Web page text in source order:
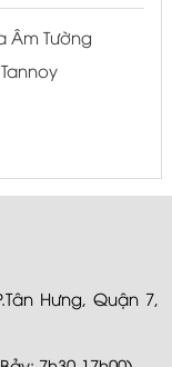
Âm Tường
Hưng, Quận 7,